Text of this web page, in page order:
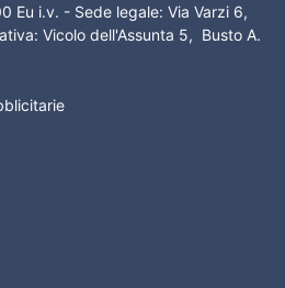
Eu i.v. - Sede legale: Via Varzi 6,
Vicolo dell'Assunta 5, Busto A.